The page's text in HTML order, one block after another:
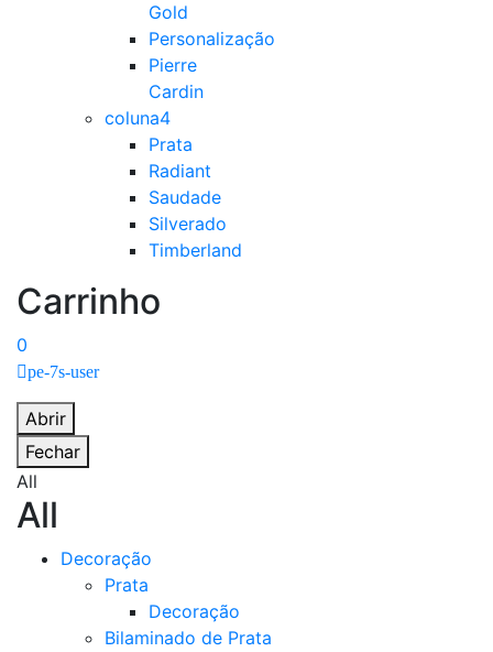
Gold
Personalização
Pierre
Cardin
coluna4
Prata
Radiant
Saudade
Silverado
Timberland
Carrinho
0
pe-7s-user
Abrir
Fechar
All
All
Decoração
Prata
Decoração
Bilaminado de Prata